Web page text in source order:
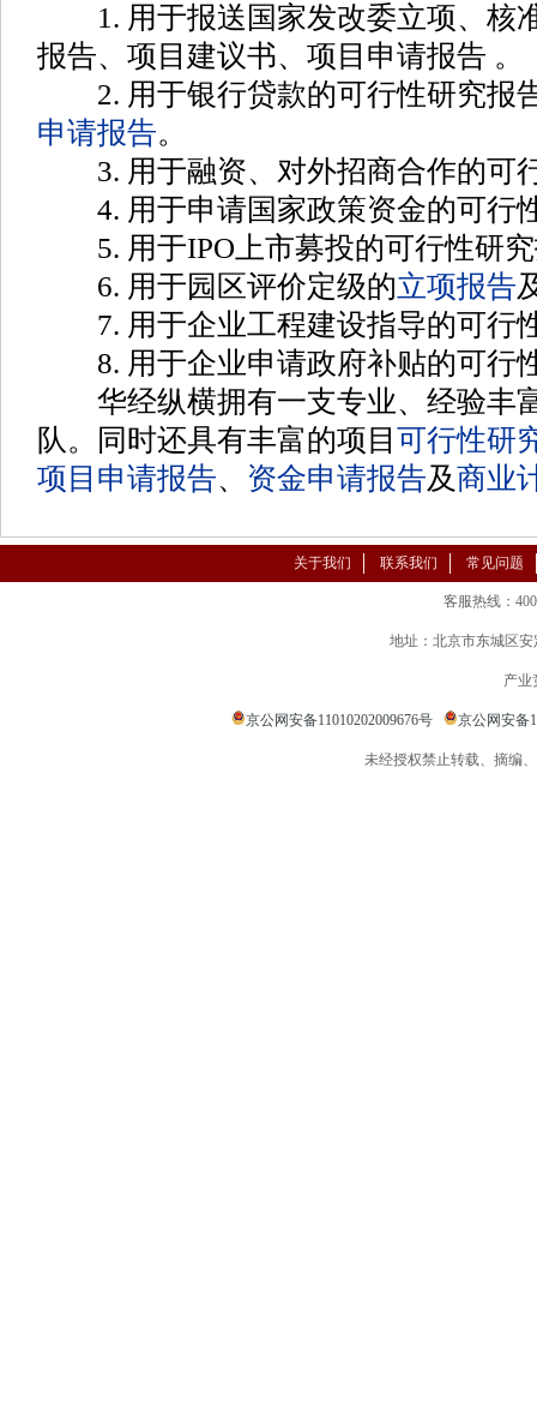
1. 用于报送国家发改委立项、核
报告、项目建议书、项目申请报告 。
2. 用于银行贷款的可行性研究报
申请报告。
3. 用于融资、对外招商合作的可
4. 用于申请国家政策资金的可行
5. 用于IPO上市募投的可行性研究
6. 用于园区评价定级的立项报告
7. 用于企业工程建设指导的可行
8. 用于企业申请政府补贴的可行
华经纵横拥有一支专业、经验丰
队。同时还具有丰富的项目 可行性研
项目申请报告、 资金申请报告及商业
关于我们 联系我们 常见问题
客服热线：
地址：北京市东城区
产业
京公网安备11010202009676号 京公网安备
未经授权禁止转载、摘编